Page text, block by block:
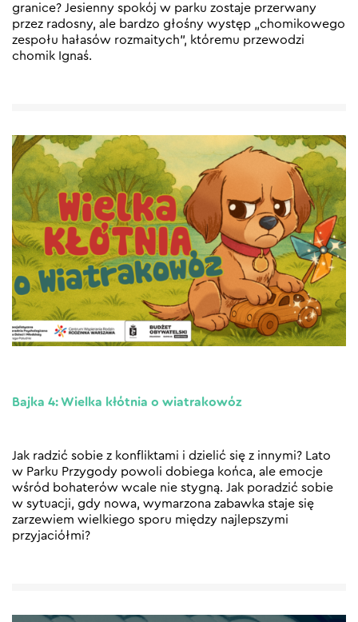
granice? Jesienny spokój w parku zostaje przerwany
przez radosny, ale bardzo głośny występ „chomikowego
zespołu hałasów rozmaitych”, któremu przewodzi
chomik Ignaś.
Bajka 4: Wielka kłótnia o wiatrakowóz
Jak radzić sobie z konfliktami i dzielić się z innymi? Lato
w Parku Przygody powoli dobiega końca, ale emocje
wśród bohaterów wcale nie stygną. Jak poradzić sobie
w sytuacji, gdy nowa, wymarzona zabawka staje się
zarzewiem wielkiego sporu między najlepszymi
przyjaciółmi?